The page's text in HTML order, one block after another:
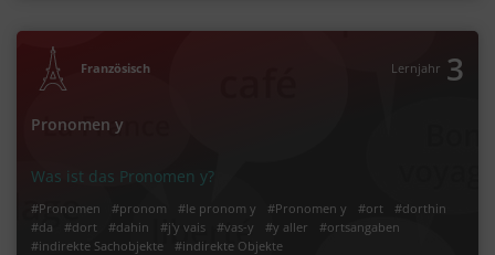
Französisch Lernjahr 3
Pronomen y
Was ist das Pronomen y?
#Pronomen #pronom #le pronom y #Pronomen y #ort
#dorthin
#da
#dort #dahin #j'y vais #vas-y #y aller
#ortsangaben
#indirekte Sachobjekte
#indirekte Objekte